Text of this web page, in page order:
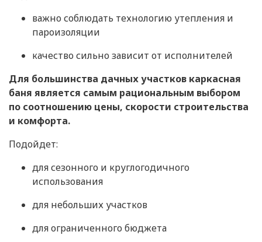
важно соблюдать технологию утепления и
пароизоляции
качество сильно зависит от исполнителей
Для большинства дачных участков каркасная
баня является самым рациональным выбором
по соотношению цены, скорости строительства
и комфорта.
Подойдет:
для сезонного и круглогодичного
использования
для небольших участков
для ограниченного бюджета